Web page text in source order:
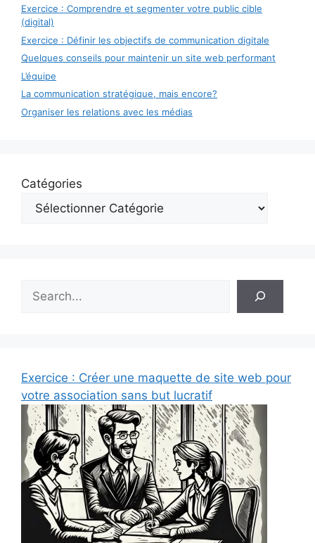
Exercice : Comprendre et segmenter votre public cible
(digital)
Exercice : Définir les objectifs de communication digitale
Quelques conseils pour maintenir un site web performant
L’équipe
La communication stratégique, mais encore?
Organiser les relations avec les médias
Catégories
Exercice : Créer une maquette de site web pour
votre association sans but lucratif